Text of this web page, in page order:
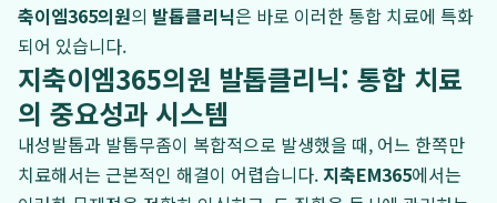
축이엠365의원의 발톱클리닉은 바로 이러한 통합 치료에 특화
되어 있습니다.
지축이엠365의원 발톱클리닉: 통합 치료
의 중요성과 시스템
내성발톱과 발톱무좀이 복합적으로 발생했을 때, 어느 한쪽만
치료해서는 근본적인 해결이 어렵습니다. 지축EM365에서는